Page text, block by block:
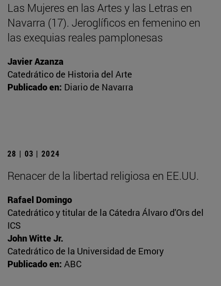
Las Mujeres en las Artes y las Letras en
Navarra (17). Jeroglíficos en femenino en
las exequias reales pamplonesas
Javier Azanza
Catedrático de Historia del Arte
Publicado en: Diario de Navarra
28 | 03 | 2024
Renacer de la libertad religiosa en EE.UU.
Rafael Domingo
Catedrático y titular de la Cátedra Álvaro d'Ors del
ICS
John Witte Jr.
Catedrático de la Universidad de Emory
Publicado en: ABC